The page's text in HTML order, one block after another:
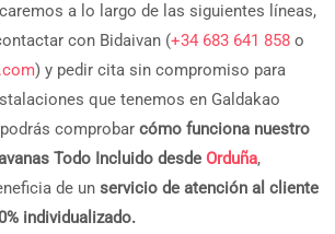
a lo largo de las siguientes líneas,
con Bidaivan (+34 683 641 858 o
) y pedir cita sin compromiso para
que tenemos en Galdakao
comprobar cómo funciona nuestro
Todo Incluido desde Orduña,
de un servicio de atención al cliente
individualizado.